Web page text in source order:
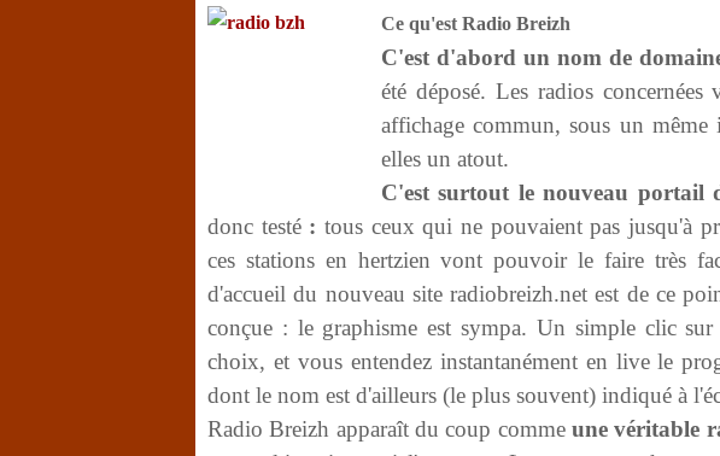
Ce qu'est Radio Breizh
C'est d'abord un nom de
été déposé. Les radios
affichage commun, sous un
elles un atout.
C'est surtout le nouveau portail
donc testé: tous ceux qui ne pouvaient pas jusqu'à
ces stations en hertzien vont pouvoir le faire très
d'accueil du nouveau site radiobreizh.net est de ce
conçue : le graphisme est sympa. Un simple clic
choix, et vous entendez instantanément en live le
dont le nom est d'ailleurs (le plus souvent) indiqué à
Radio Breizh apparaît du coup comme une véritable